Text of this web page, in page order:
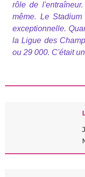
rôle de
même. Le
exceptionnelle.
la Ligue des
ou 29 000. C'était